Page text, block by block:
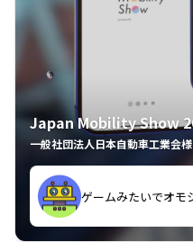
Japan Mobility Show
一般社団法人日本自動車工業会様
ゲームみたいでオモ
久々のモーターショ